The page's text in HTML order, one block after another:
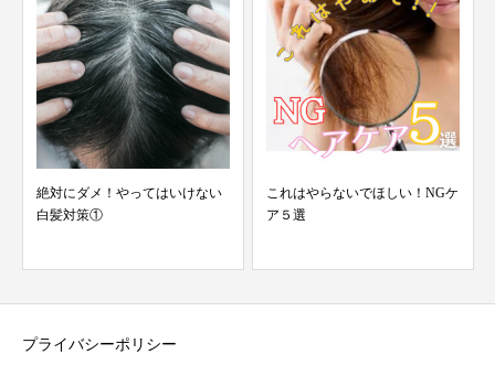
絶対にダメ！やってはいけない
白髪対策①
これはやらないでほしい！NGケ
ア５選
プライバシーポリシー